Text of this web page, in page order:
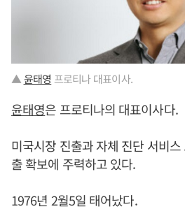
▲윤태영 프로티나 대표이사.
윤태영은 프로티나의 대표이사다.
미국시장 진출과 자체 진단 서비
출 확보에 주력하고 있다.
1976년 2월5일 태어났다.